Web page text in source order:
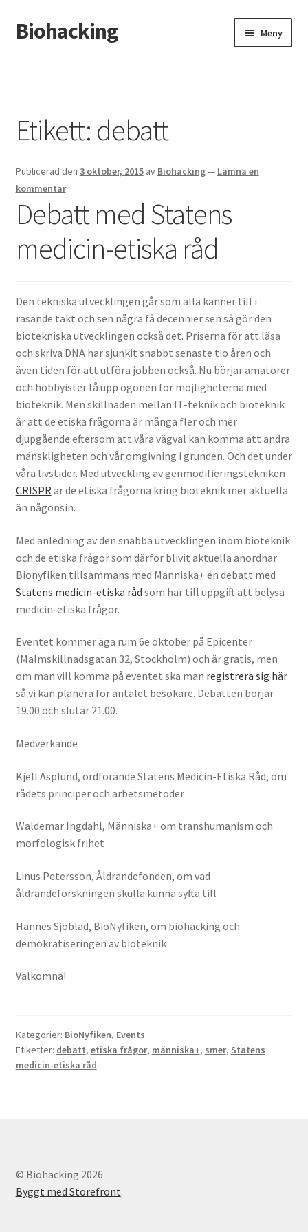
Hoppa
till
Hoppa
till
Biohacking Meny
Butik
Insättning av chip i handen
Instructions for the tDCS device
Integritetspolicy
Köpvillkor
Mina medverkan i media
Mitt konto
Till kassan
Varukorg
Varukorg
Webbutik
Etikett: debatt
Publicerad den 3 oktober, 2015 av Biohacking— Lämna en
kommentar
Debatt med Statens
medicin-etiska råd
Den tekniska utvecklingen går som alla känner till i
rasande takt och sen några få decennier sen så gör den
biotekniska utvecklingen också det. Priserna för att läsa
och skriva DNA har sjunkit snabbt senaste tio åren och
även tiden för att utföra jobben också. Nu börjar amatörer
och hobbyister få upp ögonen för möjligheterna med
bioteknik. Men skillnaden mellan IT-teknik och bioteknik
är att de etiska frågorna är många fler och mer
djupgående eftersom att våra vägval kan komma att ändra
mänskligheten och vår omgivning i grunden. Och det under
våra livstider. Med utveckling av genmodifieringstekniken
CRISPRär de etiska frågorna kring bioteknik mer aktuella
än någonsin.
Med anledning av den snabba utvecklingen inom bioteknik
och de etiska frågor som därför blivit aktuella anordnar
Bionyfiken tillsammans med Människa+ en debatt med
Statens medicin-etiska råd som har till uppgift att belysa
medicin-etiska frågor.
Eventet kommer äga rum 6e oktober på Epicenter
(Malmskillnadsgatan 32, Stockholm) och är gratis, men
om man vill komma på eventet ska man registrera sig här
så vi kan planera för antalet besökare. Debatten börjar
19.00 och slutar 21.00.
Medverkande
Kjell Asplund, ordförande Statens Medicin-Etiska Råd, om
rådets principer och arbetsmetoder
Waldemar Ingdahl, Människa+ om transhumanism och
morfologisk frihet
Linus Petersson, Åldrandefonden, om vad
åldrandeforskningen skulla kunna syfta till
Hannes Sjöblad, BioNyfiken, om biohacking och
demokratiseringen av bioteknik
Välkomna!
Kategorier: BioNyfiken, Events
Etiketter: debatt, etiska frågor, människa+, smer, Statens
medicin-etiska råd
© Biohacking 2026
Byggt med Storefront.